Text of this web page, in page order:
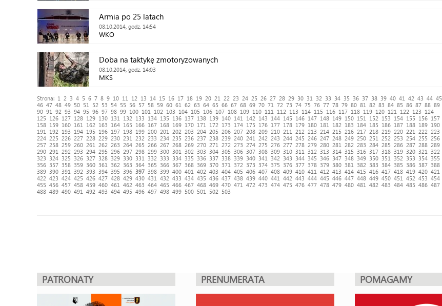
Armia po 25 latach
08.10.2014, godz. 14:54
WKO
Doba na taktykę zmotoryzowanych
08.10.2014, godz. 14:03
MKS
Strona: 1 2 3 4 5 6 7 8 9 10 11 12 13 14 15 16 17 18 19 20 21 22 23 24 25 26 27 28 29 30 31 32 33 34 35 36 37 38 39 40 41 42 43 44 45
46 47 48 49 50 51 52 53 54 55 56 57 58 59 60 61 62 63 64 65 66 67 68 69 70 71 72 73 74 75 76 77 78 79 80 81 82 83 84 85 86 87 88 89
90 91 92 93 94 95 96 97 98 99 100 101 102 103 104 105 106 107 108 109 110 111 112 113 114 115 116 117 118 119 120 121 122 123
124
125
126 127 128 129 130 131 132 133 134 135 136 137 138 139 140 141 142 143 144 145 146 147 148 149 150 151 152 153 154 155 156 157
158 159 160 161 162 163 164 165 166 167 168 169 170 171 172 173 174 175 176 177 178 179 180 181 182 183 184 185 186 187 188 189 190
191
192 193 194 195 196 197 198 199 200 201 202 203 204 205 206 207 208 209 210 211 212 213 214 215 216 217 218 219 220 221 222
223
224 225 226 227 228 229 230 231 232 233 234 235 236 237 238 239 240 241 242 243 244 245 246 247 248 249 250 251 252 253 254 255
256
257 258 259 260 261 262 263 264 265 266 267 268 269 270 271 272 273 274 275 276 277 278 279 280 281 282 283 284 285 286 287 288 289
290 291 292 293 294 295 296 297 298 299 300 301 302 303 304 305 306 307 308 309 310 311 312 313 314 315 316 317 318 319 320 321
322
323
324 325 326 327 328 329 330 331 332 333 334 335 336 337 338 339 340 341 342 343 344 345 346 347 348 349 350 351 352 353 354 355
356 357 358 359 360 361 362 363 364 365 366 367 368 369 370 371 372 373 374 375 376 377 378 379 380 381 382 383 384 385 386 387 388
389 390 391 392 393 394 395 396 397 398 399 400 401 402 403 404 405 406 407 408 409 410 411 412 413 414 415 416 417 418 419 420 421
422 423 424 425 426 427 428 429 430 431 432 433 434 435 436 437 438 439 440 441 442 443 444 445 446 447 448 449 450 451 452 453 454
455 456 457 458 459 460 461 462 463 464 465 466 467 468 469 470 471 472 473 474 475 476 477 478 479 480 481 482 483 484 485 486 487
488 489 490 491 492 493 494 495 496 497 498 499 500 501 502 503
PATRONATY PRENUMERATA POMAGAMY